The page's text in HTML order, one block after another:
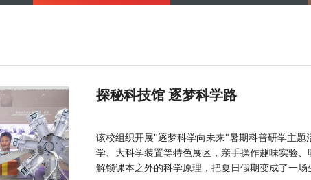
探秘科技馆 逐梦科学路
该校组织开展"逐梦科学向未来"暑期科普研学主
学、大科学装置等特色展区，亲手操作趣味实验
解锁课本之外的科学原理，把夏日假期变成了一